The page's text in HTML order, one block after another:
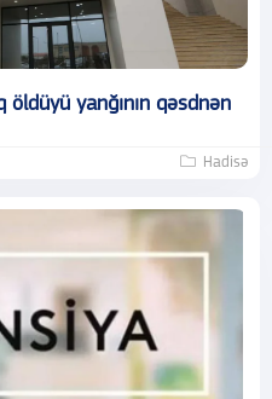
yanğının qəsdnən
Hadisə